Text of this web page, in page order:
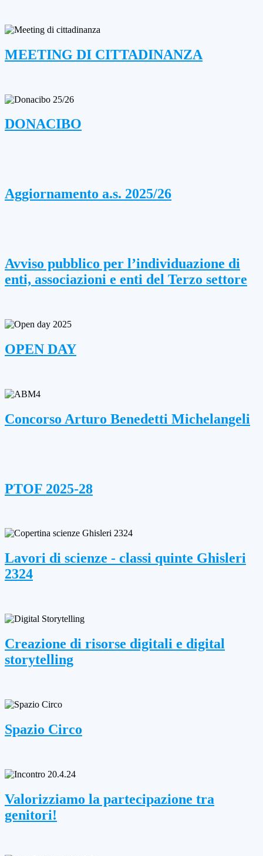
MEETING DI CITTADINANZA
DONACIBO
Aggiornamento a.s. 2025/26
Avviso pubblico per l’individuazione di
enti, associazioni e enti del Terzo settore
OPEN DAY
Concorso Arturo Benedetti Michelangeli
PTOF 2025-28
Lavori di scienze - classi quinte Ghisleri
2324
Creazione di risorse digitali e digital
storytelling
Spazio Circo
Valorizziamo la partecipazione tra
genitori!